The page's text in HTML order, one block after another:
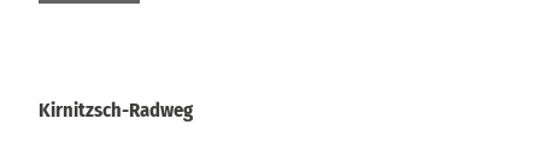
Kirnitzsch-Radweg